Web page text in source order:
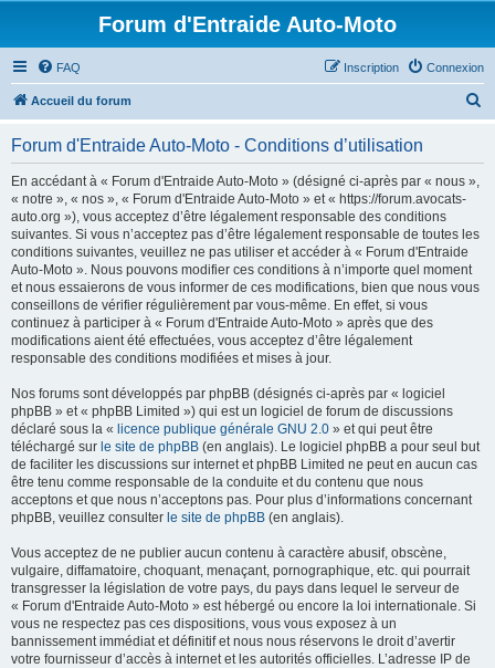
Forum d'Entraide Auto-Moto
FAQ Connexion
Inscription
Accueil du forum
Forum d'Entraide Auto-Moto - Conditions d’utilisation
En accédant à « Forum d'Entraide Auto-Moto » (désigné ci-après par « nous »,
« notre », « nos », « Forum d'Entraide Auto-Moto » et « https://forum.avocats-
auto.org »), vous acceptez d’être légalement responsable des conditions
suivantes. Si vous n’acceptez pas d’être légalement responsable de toutes les
conditions suivantes, veuillez ne pas utiliser et accéder à « Forum d'Entraide
Auto-Moto ». Nous pouvons modifier ces conditions à n’importe quel moment
et nous essaierons de vous informer de ces modifications, bien que nous vous
conseillons de vérifier régulièrement par vous-même. En effet, si vous
continuez à participer à « Forum d'Entraide Auto-Moto » après que des
modifications aient été effectuées, vous acceptez d’être légalement
responsable des conditions modifiées et mises à jour.
Nos forums sont développés par phpBB (désignés ci-après par « logiciel
phpBB » et « phpBB Limited ») qui est un logiciel de forum de discussions
déclaré sous la « licence publique générale GNU 2.0 » et qui peut être
téléchargé sur le site de phpBB (en anglais). Le logiciel phpBB a pour seul but
de faciliter les discussions sur internet et phpBB Limited ne peut en aucun cas
être tenu comme responsable de la conduite et du contenu que nous
acceptons et que nous n’acceptons pas. Pour plus d’informations concernant
phpBB, veuillez consulter le site de phpBB (en anglais).
Vous acceptez de ne publier aucun contenu à caractère abusif, obscène,
vulgaire, diffamatoire, choquant, menaçant, pornographique, etc. qui pourrait
transgresser la législation de votre pays, du pays dans lequel le serveur de
« Forum d'Entraide Auto-Moto » est hébergé ou encore la loi internationale. Si
vous ne respectez pas ces dispositions, vous vous exposez à un
bannissement immédiat et définitif et nous nous réservons le droit d’avertir
votre fournisseur d’accès à internet et les autorités officielles. L’adresse IP de